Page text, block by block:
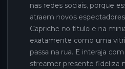
nas redes sociais, porque
atraem novos
Capriche no título e na
exatamente como uma
passa na rua. E interaja
streamer presente fideliza